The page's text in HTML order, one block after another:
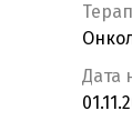
Дата